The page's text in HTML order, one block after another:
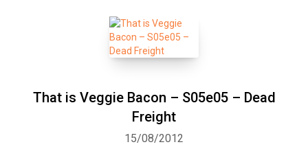
That is Veggie Bacon – S05e05 – Dead
Freight
15/08/2012